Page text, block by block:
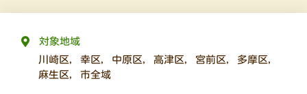
対象地域
川崎区,幸区, 中原区,高津区, 宮前区, 多摩区,
麻生区,市全域